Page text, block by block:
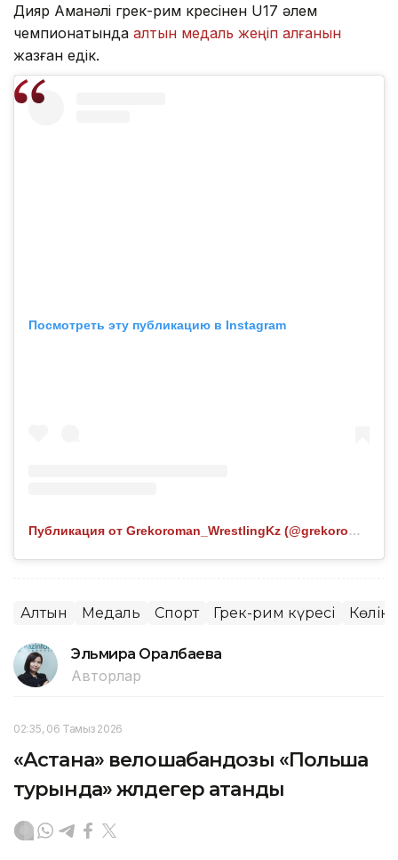
Дияр Аманәлі грек-рим күресінен U17 әлем
чемпионатында алтын медаль жеңіп алғанын
жазған едік.
Посмотреть эту публикацию в Instagram
Публикация от Grekoroman_WrestlingKz (@grekoroman_wrestlingkz)
Алтын Медаль Спорт Грек-рим күресі Көлік
Эльмира Оралбаева
Авторлар
02:35, 06 Тамыз 2026
«Астана» велошабандозы «Польша
турында» жүлдегер атанды